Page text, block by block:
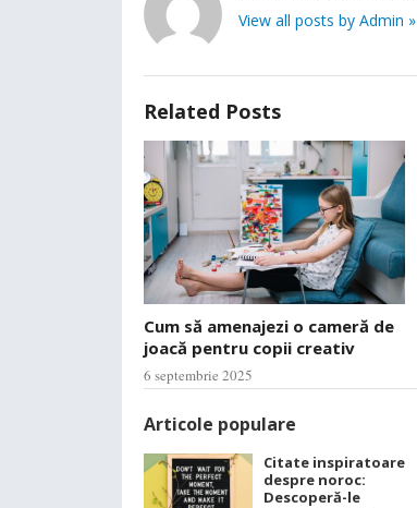
View all posts by Admin »
Related Posts
Cum să amenajezi o cameră de
joacă pentru copii creativ
6 septembrie 2025
Articole populare
Citate inspiratoare
despre noroc:
Descoperă-le